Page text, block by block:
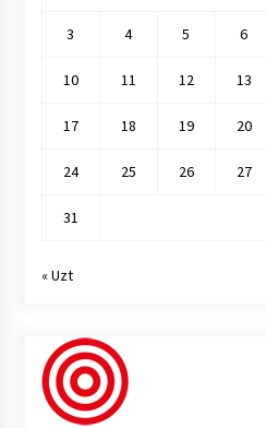
3 4 5 6
10 11 12 13
17 18 19 20
24 25 26 27
31
« Uzt